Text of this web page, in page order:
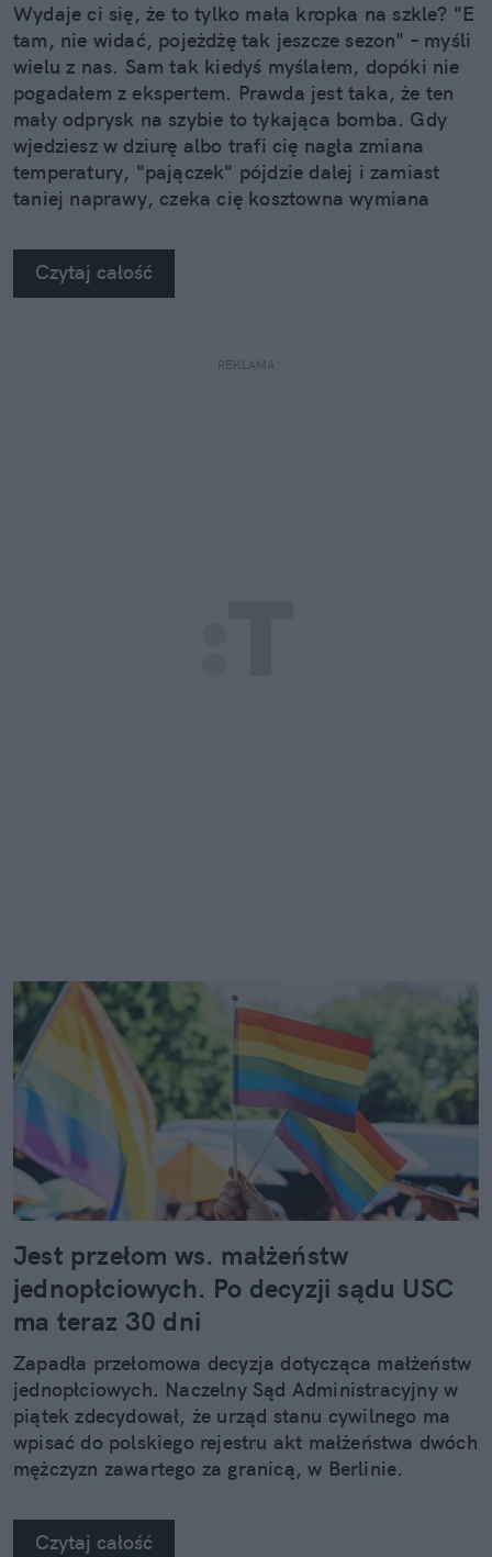
Wydaje ci się, że to tylko mała kropka na szkle? "E
tam, nie widać, pojeżdżę tak jeszcze sezon" – myśli
wielu z nas. Sam tak kiedyś myślałem, dopóki nie
pogadałem z ekspertem. Prawda jest taka, że ten
mały odprysk na szybie to tykająca bomba. Gdy
wjedziesz w dziurę albo trafi cię nagła zmiana
temperatury, "pajączek" pójdzie dalej i zamiast
taniej naprawy, czeka cię kosztowna wymiana
na własne oczy zobaczyć, jak profesjonaliści radzą
sobie z takimi uszkodzeniami.
Czytaj całość
REKLAMA
Jest przełom ws. małżeństw
jednopłciowych. Po decyzji sądu USC
ma teraz 30 dni
Zapadła przełomowa decyzja dotycząca małżeństw
jednopłciowych. Naczelny Sąd Administracyjny w
piątek zdecydował, że urząd stanu cywilnego ma
wpisać do polskiego rejestru akt małżeństwa dwóch
mężczyzn zawartego za granicą, w Berlinie.
Czytaj całość